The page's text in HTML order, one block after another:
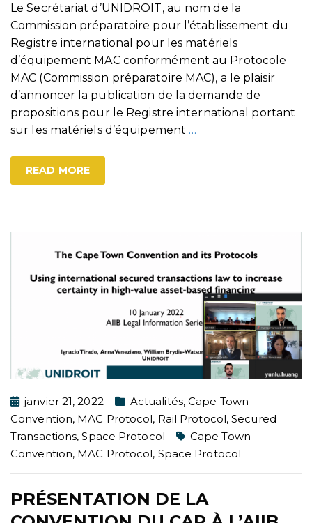
Le Secrétariat d’UNIDROIT, au nom de la
Commission préparatoire pour l’établissement du
Registre international pour les matériels
d’équipement MAC conformément au Protocole
MAC (Commission préparatoire MAC), a le plaisir
d’annoncer la publication de la demande de
propositions pour le Registre international portant
sur les matériels d’équipement …
READ MORE
janvier 21, 2022 Actualités,Cape Town
Convention, MAC Protocol, Rail Protocol,Secured
Transactions,Space Protocol
Cape Town
Convention, MAC Protocol, Space Protocol
PRÉSENTATION DE LA